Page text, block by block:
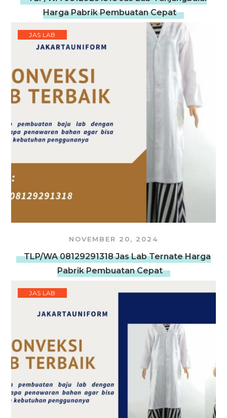
Harga Pabrik Pembuatan Cepat
JAS LAB
NOVEMBER 20, 2024
TLP/WA 08129291318 Jas Lab Ternate Harga
Pabrik Pembuatan Cepat
JAS LAB